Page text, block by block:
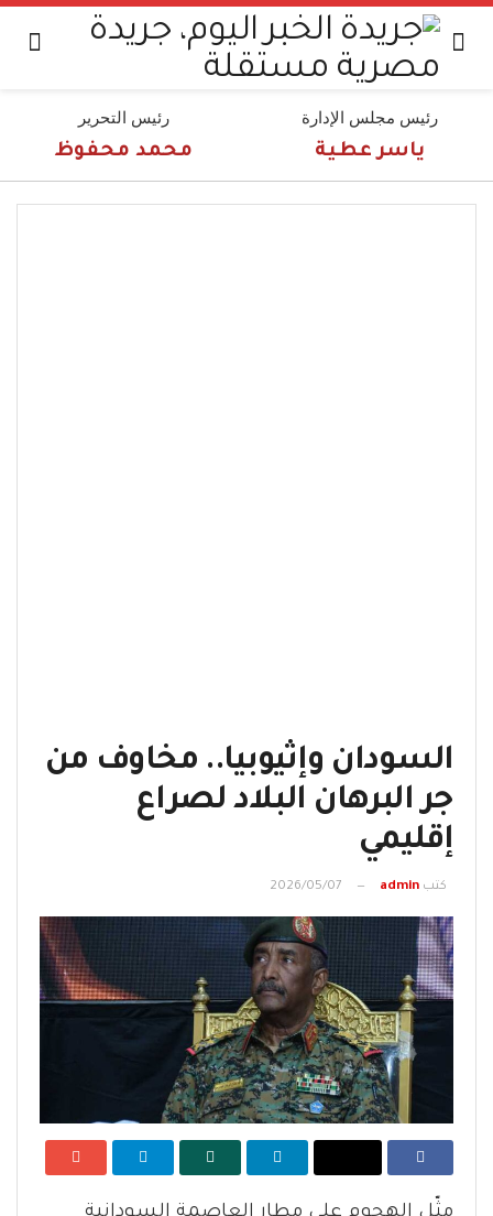
رئيس مجلس الإدارة
ياسر عطية
رئيس التحرير
محمد محفوظ
السودان وإثيوبيا.. مخاوف من
جر البرهان البلاد لصراع
إقليمي
كتب admin
2026/05/07